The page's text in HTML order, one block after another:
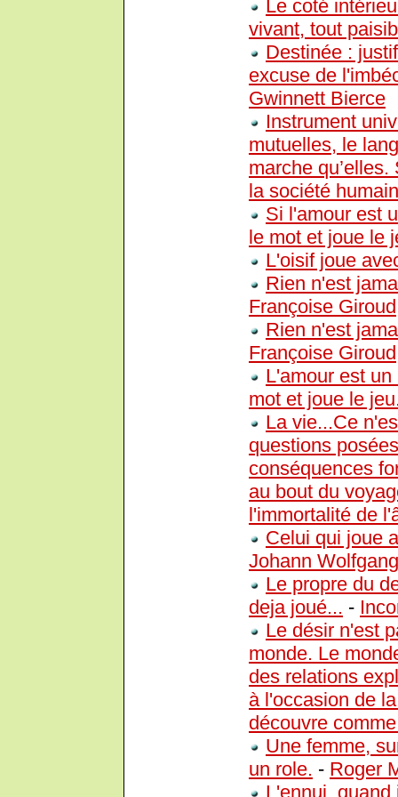
Le coté
vivant, tout
Destinée :
excuse de
Gwinnett Bierce
Instrument
mutuelles, le
marche
la société
Si l'amour est
le mot et joue le
L'oisif joue
Rien n'est
Françoise Giroud
Rien n'est
Françoise Giroud
L'amour est
mot et joue le
La vie...Ce
questions
conséquences
au bout du
l'immortalité de
Celui qui joue
Johann
Le propre du
deja joué... -
Le désir n'est
monde. Le
des relations
à l'occasion de
découvre
Une femme,
un role. - Roger
L'ennui,